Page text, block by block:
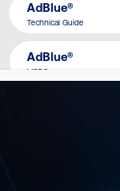
AdBlue®
Technical Guide
AdBlue®
MSDS